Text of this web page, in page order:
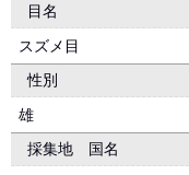
目名
スズメ目
性別
雄
採集地 国名